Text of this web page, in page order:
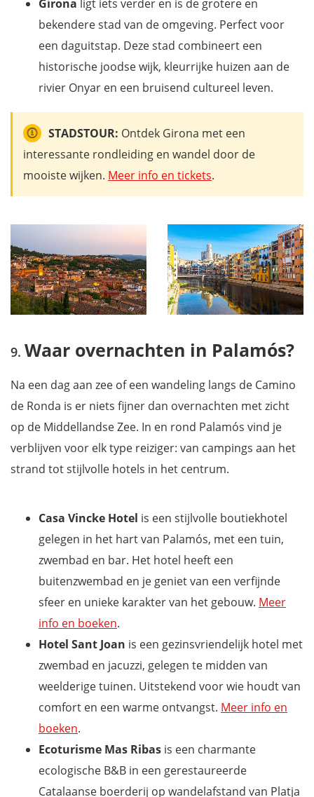
Girona ligt iets verder en is de grotere en
bekendere stad van de omgeving. Perfect voor
een daguitstap. Deze stad combineert een
historische joodse wijk, kleurrijke huizen aan de
rivier Onyar en een bruisend cultureel leven.
STADSTOUR: Ontdek Girona met een
interessante rondleiding en wandel door de
mooiste wijken. Meer info en tickets.
Waar overnachten in Palamós?
Na een dag aan zee of een wandeling langs de Camino
de Ronda is er niets fijner dan overnachten met zicht
op de Middellandse Zee. In en rond Palamós vind je
verblijven voor elk type reiziger: van campings aan het
strand tot stijlvolle hotels in het centrum.
Casa Vincke Hotel is een stijlvolle boutiekhotel
gelegen in het hart van Palamós, met een tuin,
zwembad en bar. Het hotel heeft een
buitenzwembad en je geniet van een verfijnde
sfeer en unieke karakter van het gebouw. Meer
info en boeken.
Hotel Sant Joan is een gezinsvriendelijk hotel met
zwembad en jacuzzi, gelegen te midden van
weelderige tuinen. Uitstekend voor wie houdt van
comfort en een warme ontvangst. Meer info en
boeken.
Ecoturisme Mas Ribas is een charmante
ecologische B&B in een gerestaureerde
Catalaanse boerderij op wandelafstand van Platja